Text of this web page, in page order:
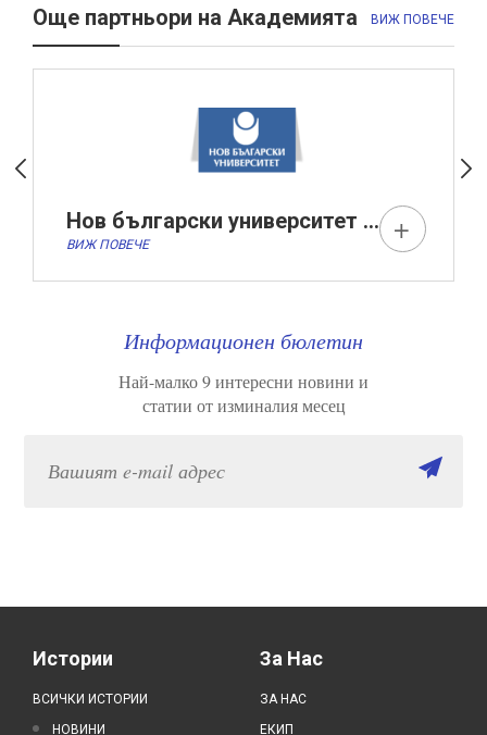
Още партньори на Академията ВИЖ ПОВЕЧЕ
Нов български университет (НБУ)
ВИЖ ПОВЕЧЕ
Информационен бюлетин
Най-малко 9 интересни новини и
статии от изминалия месец
Истории
ВСИЧКИ ИСТОРИИ
НОВИНИ
За Нас
ЗА НАС
ЕКИП